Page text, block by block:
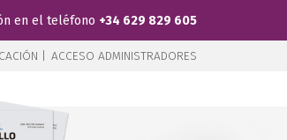
en el teléfono +34 629 829 605
| ACCESO ADMINISTRADORES